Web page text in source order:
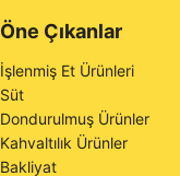
Öne Çıkanlar
İşlenmiş Et Ürünleri
Süt
Dondurulmuş Ürünler
Kahvaltılık Ürünler
Bakliyat